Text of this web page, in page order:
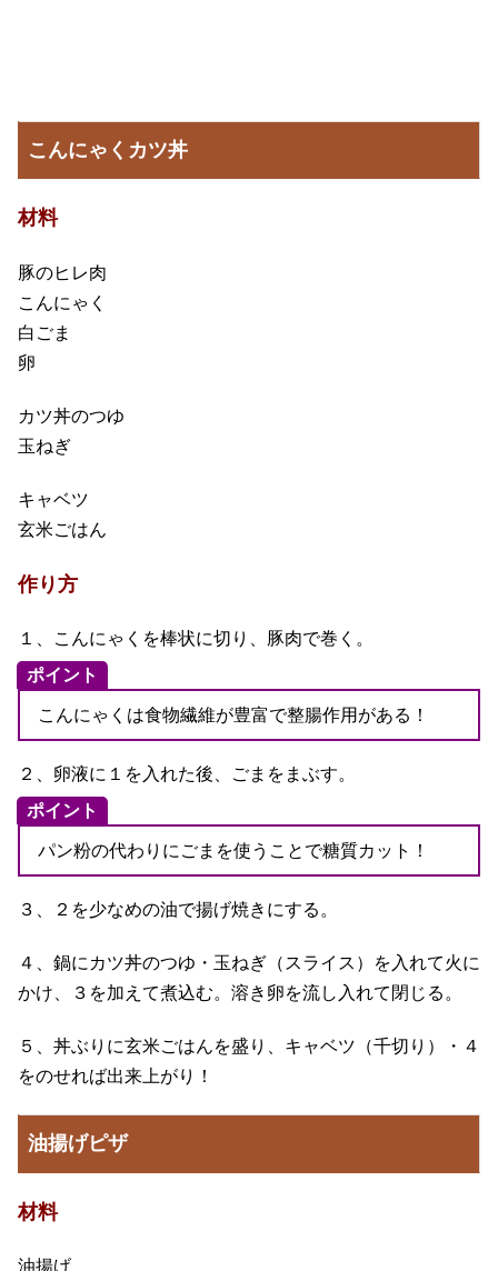
こんにゃくカツ丼
材料
豚のヒレ肉
こんにゃく
白ごま
卵
カツ丼のつゆ
玉ねぎ
キャベツ
玄米ごはん
作り方
１、こんにゃくを棒状に切り、豚肉で巻く。
ポイント
こんにゃくは食物繊維が豊富で整腸作用がある！
２、卵液に１を入れた後、ごまをまぶす。
ポイント
パン粉の代わりにごまを使うことで糖質カット！
３、２を少なめの油で揚げ焼きにする。
４、鍋にカツ丼のつゆ・玉ねぎ（スライス）を入れて火に
かけ、３を加えて煮込む。溶き卵を流し入れて閉じる。
５、丼ぶりに玄米ごはんを盛り、キャベツ（千切り）・４
をのせれば出来上がり！
油揚げピザ
材料
油揚げ